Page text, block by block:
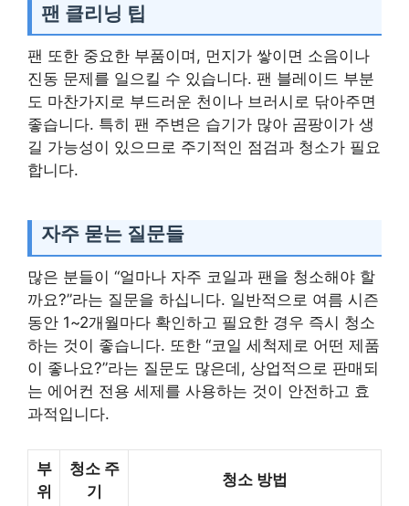
팬 클리닝 팁
팬 또한 중요한 부품이며, 먼지가 쌓이면 소음이나
진동 문제를 일으킬 수 있습니다. 팬 블레이드 부분
도 마찬가지로 부드러운 천이나 브러시로 닦아주면
좋습니다. 특히 팬 주변은 습기가 많아 곰팡이가 생
길 가능성이 있으므로 주기적인 점검과 청소가 필요
합니다.
자주 묻는 질문들
많은 분들이 “얼마나 자주 코일과 팬을 청소해야 할
까요?”라는 질문을 하십니다. 일반적으로 여름 시즌
동안 1~2개월마다 확인하고 필요한 경우 즉시 청소
하는 것이 좋습니다. 또한 “코일 세척제로 어떤 제품
이 좋나요?”라는 질문도 많은데, 상업적으로 판매되
는 에어컨 전용 세제를 사용하는 것이 안전하고 효
과적입니다.
부
위
청소 주
기
청소 방법